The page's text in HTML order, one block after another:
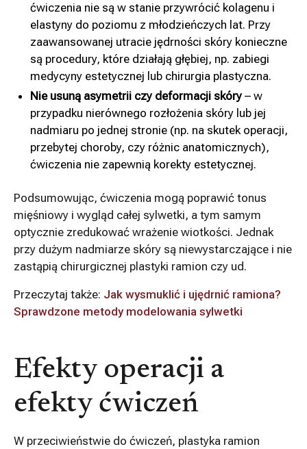
ćwiczenia nie są w stanie przywrócić kolagenu i
elastyny do poziomu z młodzieńczych lat. Przy
zaawansowanej utracie jędrności skóry konieczne
są procedury, które działają głębiej, np. zabiegi
medycyny estetycznej lub chirurgia plastyczna.
Nie usuną asymetrii czy deformacji skóry – w
przypadku nierównego rozłożenia skóry lub jej
nadmiaru po jednej stronie (np. na skutek operacji,
przebytej choroby, czy różnic anatomicznych),
ćwiczenia nie zapewnią korekty estetycznej.
Podsumowując, ćwiczenia mogą poprawić tonus
mięśniowy i wygląd całej sylwetki, a tym samym
optycznie zredukować wrażenie wiotkości. Jednak
przy dużym nadmiarze skóry są niewystarczające i nie
zastąpią chirurgicznej plastyki ramion czy ud.
Przeczytaj także: Jak wysmuklić i ujędrnić ramiona?
Sprawdzone metody modelowania sylwetki
Efekty operacji a
efekty ćwiczeń
W przeciwieństwie do ćwiczeń, plastyka ramion